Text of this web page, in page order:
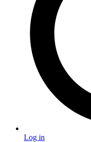
Log in